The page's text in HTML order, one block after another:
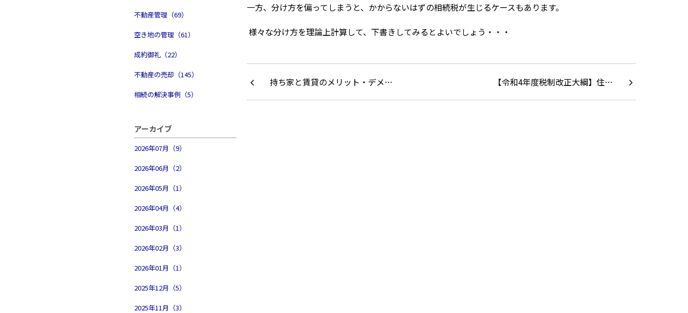
不動産管理（69）
空き地の管理（61）
成約御礼（22）
不動産の売却（145）
相続の解決事例（5）
アーカイブ
2026年07月（9）
2026年06月（2）
2026年05月（1）
2026年04月（4）
2026年03月（1）
2026年02月（3）
2026年01月（1）
2025年12月（5）
2025年11月（3）
一方、分け方を偏ってしまうと、かからないはずの相続税が生じるケースもあります。
様々な分け方を理論上計算して、下書きしてみるとよいでしょう・・・
持ち家と賃貸のメリット・デメ… 【令和4年度税制改正大綱】住…